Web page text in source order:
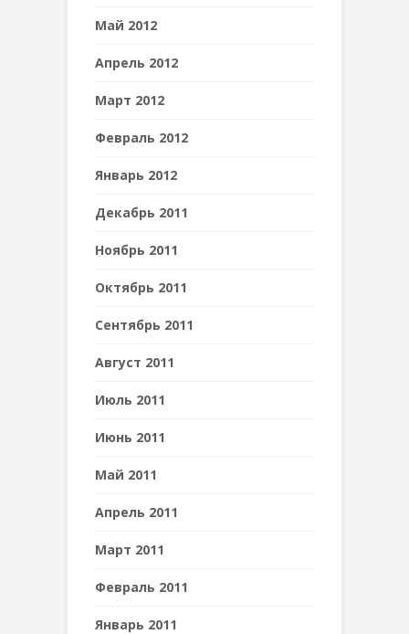
Май 2012
Апрель 2012
Март 2012
Февраль 2012
Январь 2012
Декабрь 2011
Ноябрь 2011
Октябрь 2011
Сентябрь 2011
Август 2011
Июль 2011
Июнь 2011
Май 2011
Апрель 2011
Март 2011
Февраль 2011
Январь 2011